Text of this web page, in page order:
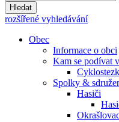
Hledat
rozšířené vyhledávání
Obec
Informace o obci
Kam se podívat
Spolky &
Hasiči